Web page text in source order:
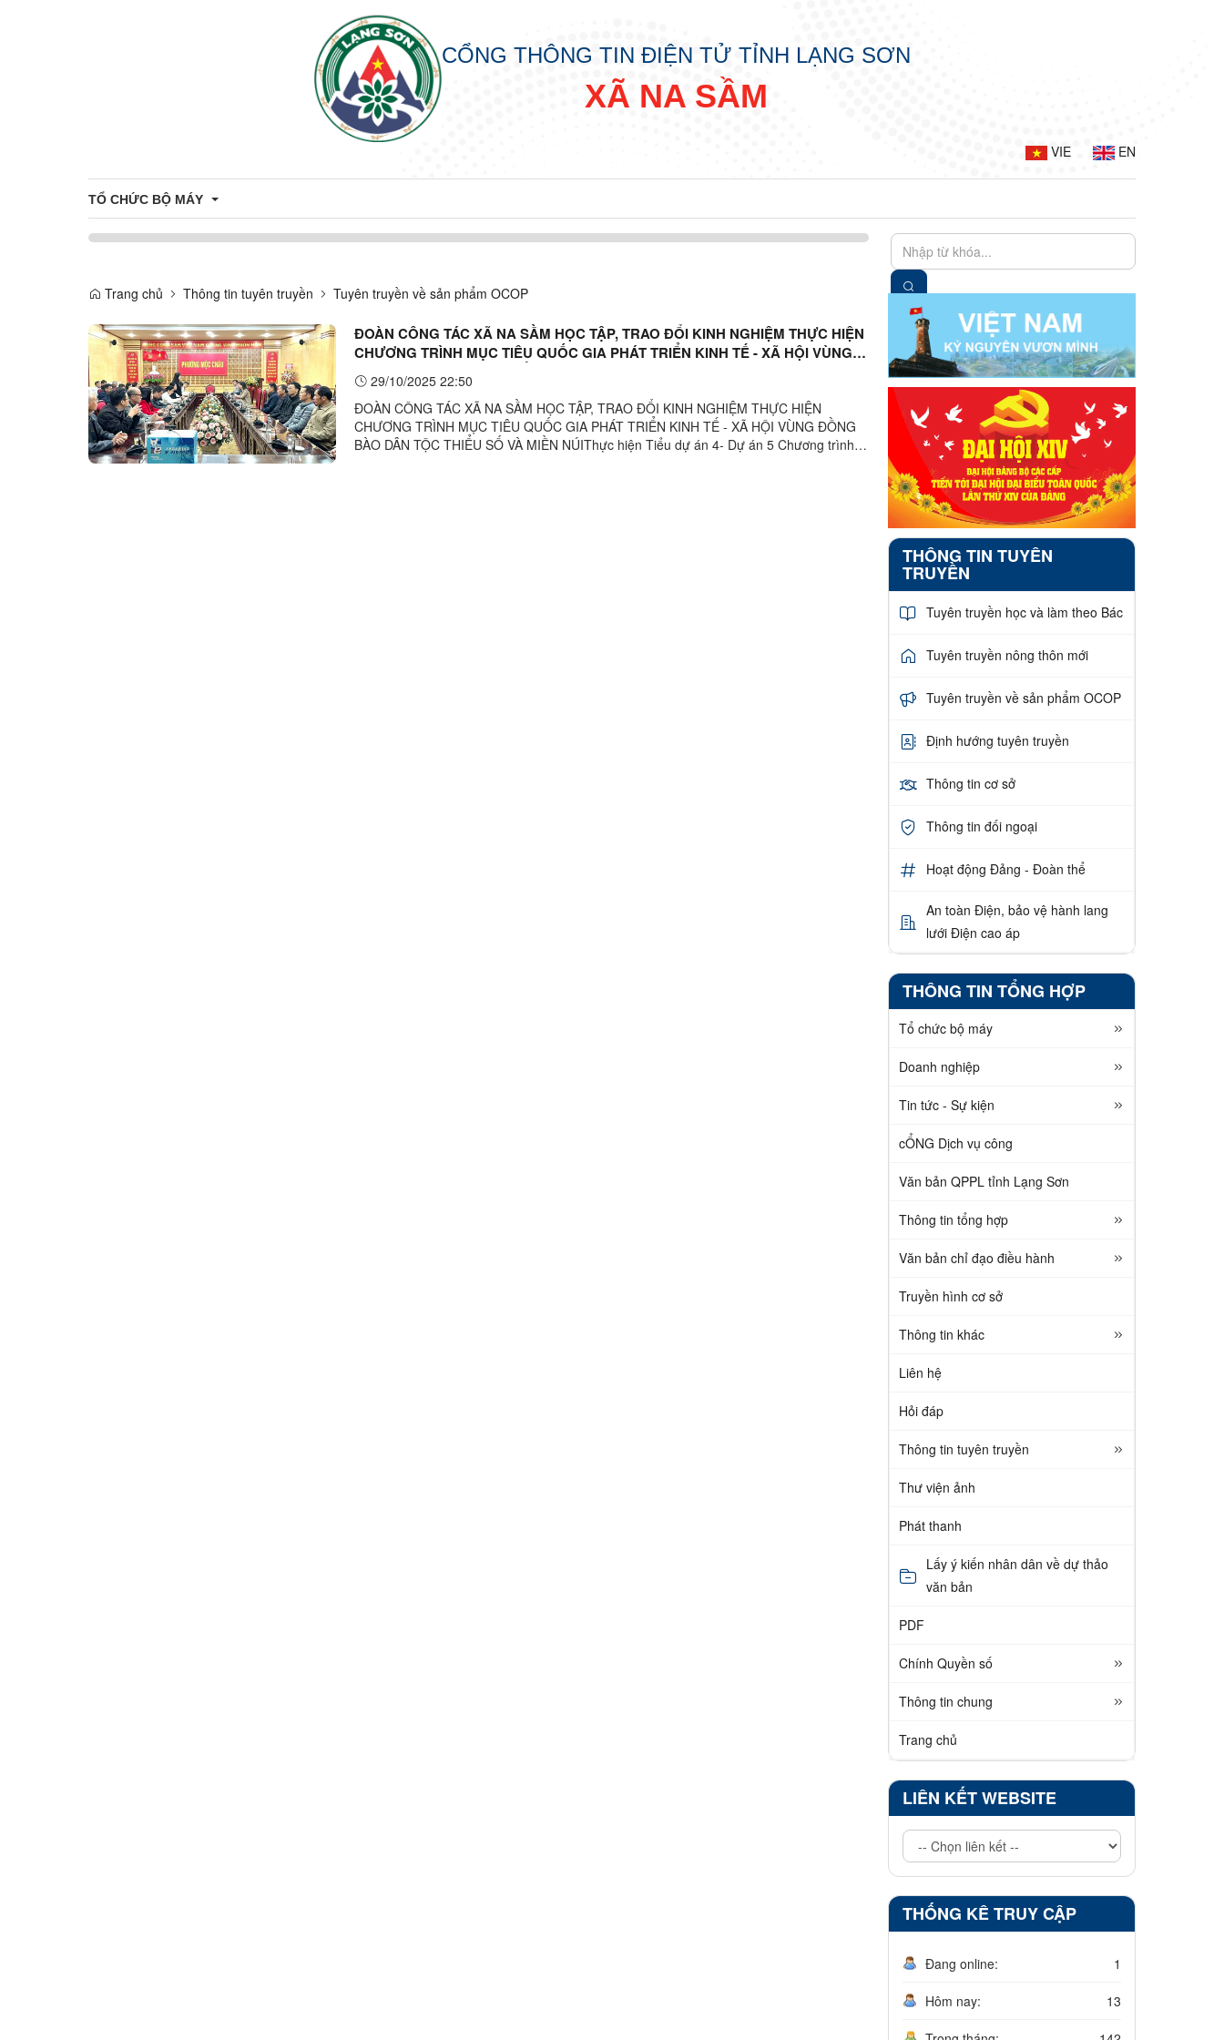
CỔNG THÔNG TIN ĐIỆN TỬ TỈNH LẠNG SƠN
XÃ NA SẦM
VIE EN
TỔ CHỨC BỘ MÁY
Uỷ ban nhân dân xã
Uỷ ban MTTQ Việt Nam xã
Trang chủ Thông tin tuyên truyền Tuyên truyền về sản phẩm OCOP
ĐOÀN CÔNG TÁC XÃ NA SẦM HỌC TẬP, TRAO ĐỔI KINH NGHIỆM THỰC HIỆN
CHƯƠNG TRÌNH MỤC TIÊU QUỐC GIA PHÁT TRIỂN KINH TẾ - XÃ HỘI VÙNG
ĐỒNG BÀO DÂN TỘC THIỂU SỐ VÀ MIỀN NÚI
29/10/2025 22:50
ĐOÀN CÔNG TÁC XÃ NA SẦM HỌC TẬP, TRAO ĐỔI KINH NGHIỆM THỰC HIỆN
CHƯƠNG TRÌNH MỤC TIÊU QUỐC GIA PHÁT TRIỂN KINH TẾ - XÃ HỘI VÙNG ĐỒNG
BÀO DÂN TỘC THIỂU SỐ VÀ MIỀN NÚIThực hiện Tiểu dự án 4- Dự án 5 Chương trình
THÔNG TIN TUYÊN
TRUYỀN
Tuyên truyền học và làm theo Bác
Tuyên truyền nông thôn mới
Tuyên truyền về sản phẩm OCOP
Định hướng tuyên truyền
Thông tin cơ sở
Thông tin đối ngoại
Hoạt động Đảng - Đoàn thể
An toàn Điện, bảo vệ hành lang
lưới Điện cao áp
THÔNG TIN TỔNG HỢP
Tổ chức bộ máy
Doanh nghiệp
Tin tức - Sự kiện
cỔNG Dịch vụ công
Văn bản QPPL tỉnh Lạng Sơn
Thông tin tổng hợp
Văn bản chỉ đạo điều hành
Truyền hình cơ sở
Thông tin khác
Liên hệ
Hỏi đáp
Thông tin tuyên truyền
Thư viện ảnh
Phát thanh
Lấy ý kiến nhân dân về dự thảo
văn bản
PDF
Chính Quyền số
Thông tin chung
Trang chủ
LIÊN KẾT WEBSITE
THỐNG KÊ TRUY CẬP
Đang online: 1
Hôm nay: 13